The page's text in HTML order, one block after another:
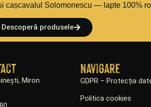
cașcavalul Solomonescu — lapte 100%
Descoperă produsele
Miron
Navigare
GDPR – Protecția
Politica cookies